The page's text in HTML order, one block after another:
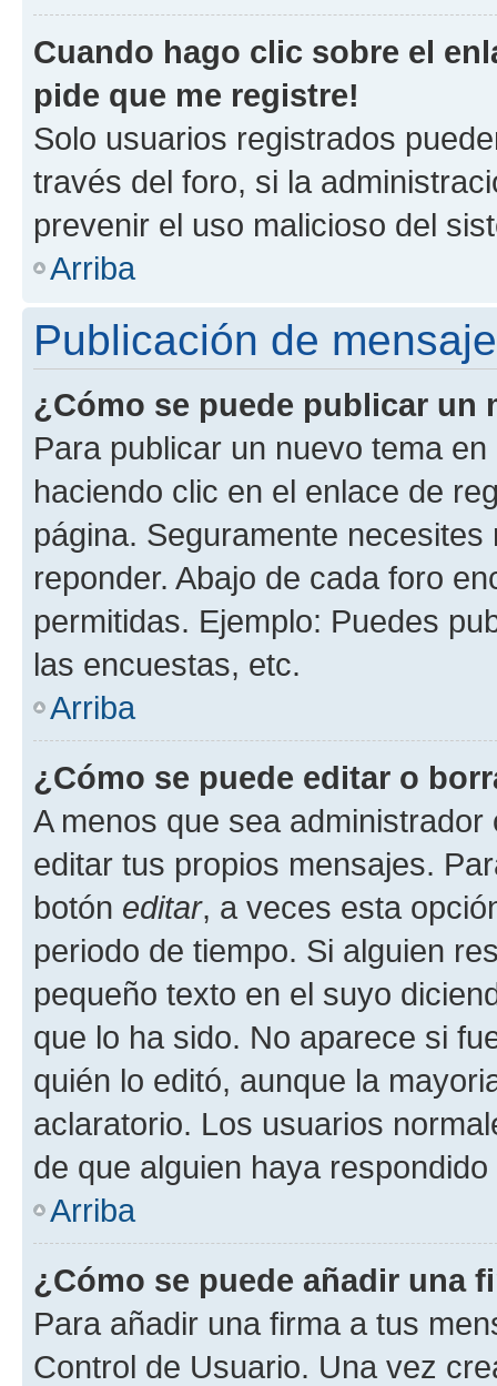
Cuando hago clic sobre el
pide que me registre!
Solo usuarios registrados
través del foro, si la
prevenir el uso malicioso del
Arriba
Publicación de
¿Cómo se puede publicar un
Para publicar un nuevo tema
haciendo clic en el enlace de
página. Seguramente
reponder. Abajo de cada foro
permitidas. Ejemplo: Puedes
las encuestas, etc.
Arriba
¿Cómo se puede editar o
A menos que sea
editar tus propios mensajes.
botón editar, a veces esta
periodo de tiempo. Si alguien
pequeño texto en el suyo
que lo ha sido. No aparece si
quién lo editó, aunque la
aclaratorio. Los usuarios
de que alguien haya
Arriba
¿Cómo se puede añadir una
Para añadir una firma a tus
Control de Usuario. Una vez